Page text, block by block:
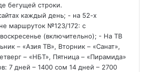
бегущей строки.
каждый день; - на 52-х
маршруток №123/172: с
(включительно); - На ТВ
– «Азия ТВ», Вторник – «Санат»,
– «НБТ», Пятница – «Пирамида»
7 дней – 1400 сом 14 дней – 2700